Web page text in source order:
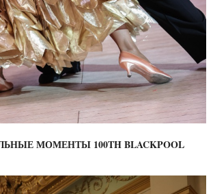
МОМЕНТЫ 100TH BLACKPOOL